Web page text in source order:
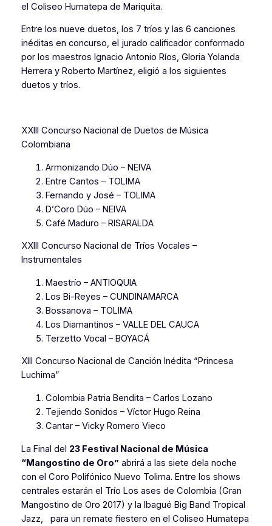
el Coliseo Humatepa de Mariquita.
Entre los nueve duetos, los 7 tríos y las 6 canciones
inéditas en concurso, el jurado calificador conformado
por los maestros Ignacio Antonio Ríos, Gloria Yolanda
Herrera y Roberto Martínez, eligió a los siguientes
duetos y tríos.
XXIII Concurso Nacional de Duetos de Música
Colombiana
Armonizando Dúo – NEIVA
Entre Cantos – TOLIMA
Fernando y José – TOLIMA
D’Coro Dúo – NEIVA
Café Maduro – RISARALDA
XXIII Concurso Nacional de Tríos Vocales –
Instrumentales
Maestrío – ANTIOQUIA
Los Bi-Reyes – CUNDINAMARCA
Bossanova – TOLIMA
Los Diamantinos – VALLE DEL CAUCA
Terzetto Vocal – BOYACÁ
XIII Concurso Nacional de Canción Inédita “Princesa
Luchima”
Colombia Patria Bendita – Carlos Lozano
Tejiendo Sonidos – Víctor Hugo Reina
Cantar – Vicky Romero Vieco
La Final del 23 Festival Nacional de Música
“Mangostino de Oro” abrirá a las siete dela noche
con el Coro Polifónico Nuevo Tolima. Entre los shows
centrales estarán el Trío Los ases de Colombia (Gran
Mangostino de Oro 2017) y la Ibagué Big Band Tropical
Jazz, para un remate fiestero en el Coliseo Humatepa